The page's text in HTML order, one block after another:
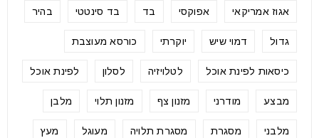
אגוז אמריקאי אפוקסי בד בד סינטטי בהיר
גדול דמוי שיש יוקרתי כורסא מעוצבת
כיסאות לפינת אוכל לטלויזיה לסלון לפינת אוכל
מבצע מודרני מזנון צף מזנון תלוי מלבן
מלבני מסגרת מסגרת תלויה מעוגל מעץ